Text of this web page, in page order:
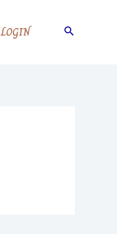
LOGIN Search